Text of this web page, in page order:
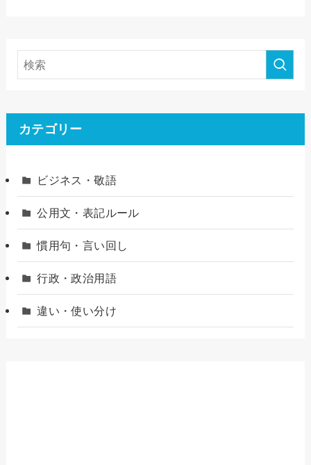
カテゴリー
ビジネス・敬語
公用文・表記ルール
慣用句・言い回し
行政・政治用語
違い・使い分け